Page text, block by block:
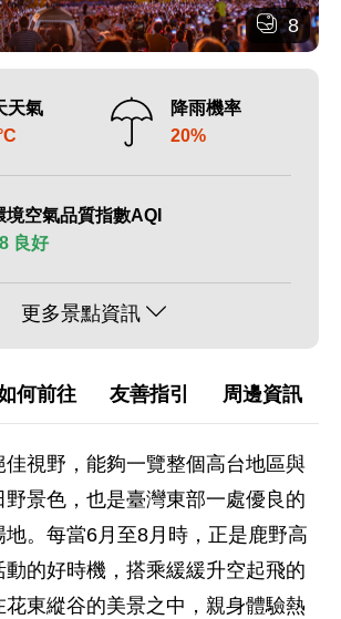
8
天氣
降雨機率
20%
境空氣品質指數AQI
良好
更多景點資訊
何前往 友善指引 周邊資訊
佳視野，能夠一覽整個高台地區與
景色，也是臺灣東部一處優良的
地。每當6月至8月時，正是鹿野高
動的好時機，搭乘緩緩升空起飛的
東縱谷的美景之中，親身體驗熱